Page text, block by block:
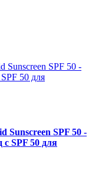
Sunscreen SPF 50 -
SPF 50 для